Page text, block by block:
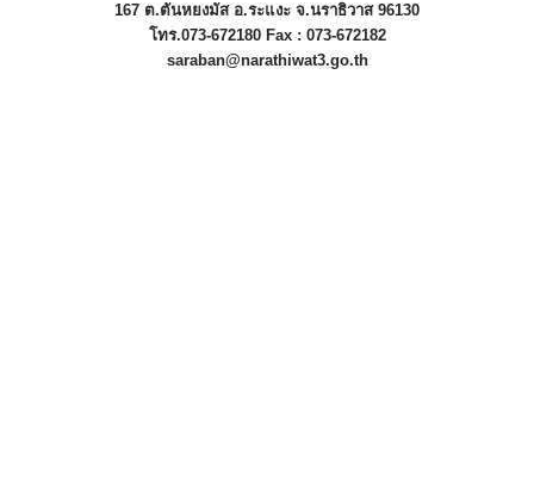
167 ต.ตันหยงมัส อ.ระแงะ จ.นราธิวาส 96130
โทร.073-672180 Fax : 073-672182
saraban@narathiwat3.go.th